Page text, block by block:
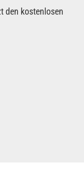
den kostenlosen